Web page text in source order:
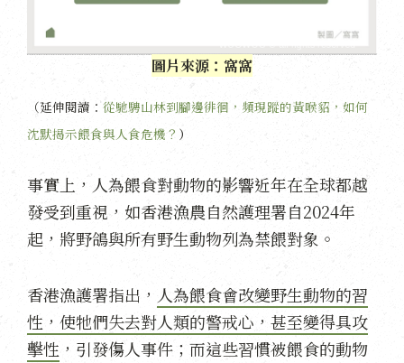
圖片來源：窩窩
（延伸閱讀： 從馳騁山林到腳邊徘徊，頻現蹤的黃喉貂，如何
沈默揭示餵食與人食危機？ ）
事實上，人為餵食對動物的影響近年在全球都越
發受到重視，如香港漁農自然護理署自2024年
起，將野鴿與所有野生動物列為禁餵對象。
香港漁護署指出， 人為餵食會改變野生動物的習
性，使牠們失去對人類的警戒心，甚至變得具攻
擊性 ，引發傷人事件；而這些習慣被餵食的動物